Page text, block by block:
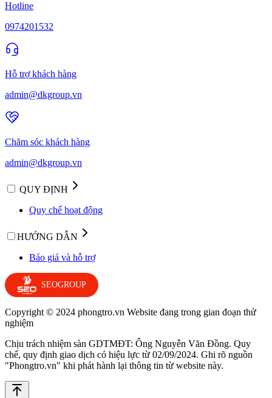
Hotline
0974201532
Hỗ trợ khách hàng
admin@dkgroup.vn
Chăm sóc khách hàng
admin@dkgroup.vn
QUY ĐỊNH
Quy chế hoạt động
HƯỚNG DẪN
Báo giá và hỗ trợ
SEOGROUP
Copyright © 2024 phongtro.vn Website đang trong gian đoạn thử
nghiệm
Chịu trách nhiệm sàn GDTMĐT: Ông Nguyễn Văn Đồng. Quy
chế, quy định giao dịch có hiệu lực từ 02/09/2024. Ghi rõ nguồn
"Phongtro.vn" khi phát hành lại thông tin từ website này.